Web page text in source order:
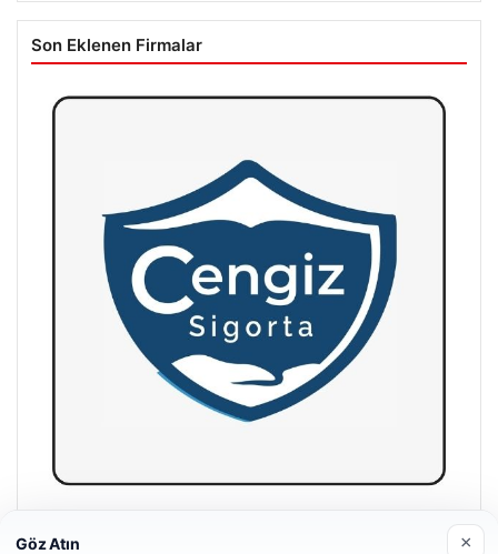
Son Eklenen Firmalar
Hastaş Beton
Göz Atın ×